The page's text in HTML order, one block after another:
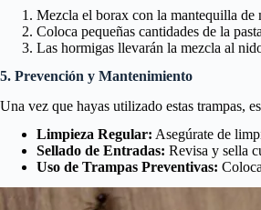
Mezcla el borax con la mantequilla de
Coloca pequeñas cantidades de la
Las hormigas llevarán la mezcla al
5. Prevención y Mantenimiento
Una vez que hayas utilizado estas trampas,
Limpieza Regular: Asegúrate de
Sellado de Entradas: Revisa y sella
Uso de Trampas Preventivas: